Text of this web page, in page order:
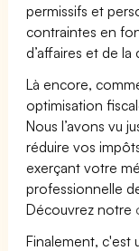
permissifs et
contraintes en
d’affaires et de
Là encore,
optimisation
Nous l’avons vu
réduire vos
exerçant votre
professionnelle
Découvrez notre
Finalement, c'est